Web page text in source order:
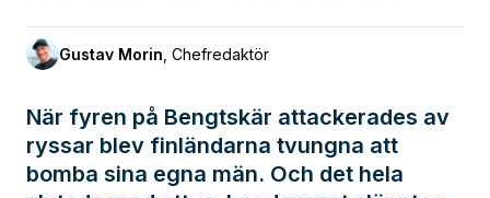
Gustav Morin Chefredaktör
När fyren på Bengtskär attackerades av
ryssar blev finländarna tvungna att
bomba sina egna män. Och det hela